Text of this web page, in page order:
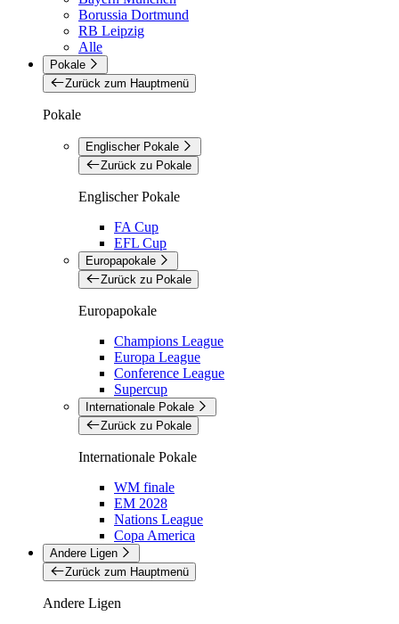
Borussia Dortmund
RB Leipzig
Alle
Pokale
Zurück zum Hauptmenü
Pokale
Englischer Pokale
Zurück zu Pokale
Englischer Pokale
FA Cup
EFL Cup
Europapokale
Zurück zu Pokale
Europapokale
Champions League
Europa League
Conference League
Supercup
Internationale Pokale
Zurück zu Pokale
Internationale Pokale
WM finale
EM 2028
Nations League
Copa America
Andere Ligen
Zurück zum Hauptmenü
Andere Ligen